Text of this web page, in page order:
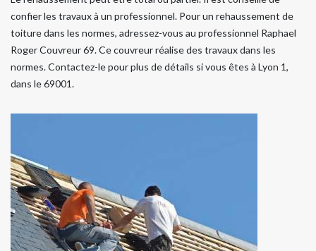
confier les travaux à un professionnel. Pour un rehaussement de
toiture dans les normes, adressez-vous au professionnel Raphael
Roger Couvreur 69. Ce couvreur réalise des travaux dans les
normes. Contactez-le pour plus de détails si vous êtes à Lyon 1,
dans le 69001.